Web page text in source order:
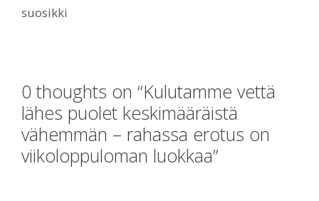
suosikki
0 thoughts on “Kulutamme vettä
lähes puolet keskimääräistä
vähemmän – rahassa erotus on
viikoloppuloman luokkaa”